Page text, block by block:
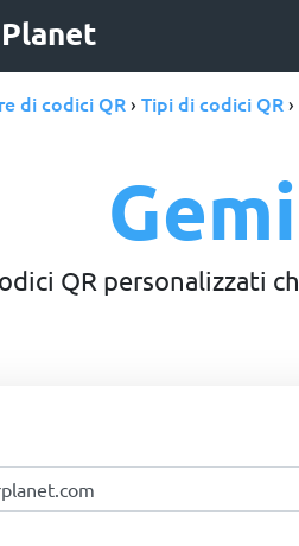
di codici QR › Tipi di codici QR ›
QR personalizzati